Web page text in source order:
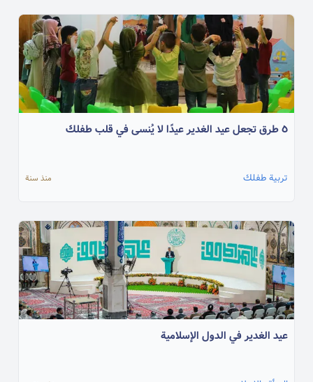
٥ طرق تجعل عيد الغدير عيدًا لا يُنسى في قلب طفلك
تربية طفلك منذ سنة
عيد الغدير في الدول الإسلامية